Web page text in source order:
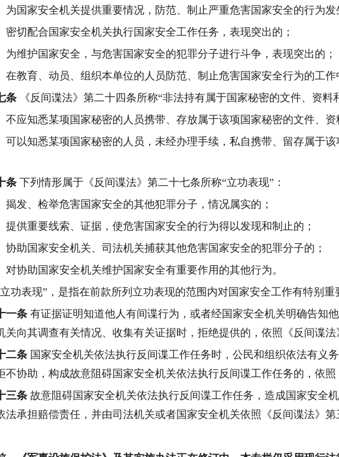
为国家安全机关提供重要情况，防范、制止严重危害国家安全的行为发
密切配合国家安全机关执行国家安全工作任务，表现突出的；
为维护国家安全，与危害国家安全的犯罪分子进行斗争，表现突出的；
在教育、动员、组织本单位的人员防范、制止危害国家安全行为的工作
条 《反间谍法》第二十四条所称“非法持有属于国家秘密的文件、资料
不应知悉某项国家秘密的人员携带、存放属于该项国家秘密的文件、资
可以知悉某项国家秘密的人员，未经办理手续，私自携带、留存属于
条 下列情形属于《反间谍法》第二十七条所称“立功表现”：
揭发、检举危害国家安全的其他犯罪分子，情况属实的；
提供重要线索、证据，使危害国家安全的行为得以发现和制止的；
协助国家安全机关、司法机关捕获其他危害国家安全的犯罪分子的；
对协助国家安全机关维护国家安全有重要作用的其他行为。
功表现”，是指在前款所列立功表现的范围内对国家安全工作有特别重
一条 有证据证明知道他人有间谍行为，或者经国家安全机关明确告知
关向其调查有关情况、收集有关证据时，拒绝提供的，依照《反间谍法
二条 国家安全机关依法执行反间谍工作任务时，公民和组织依法有义
不协助，构成故意阻碍国家安全机关依法执行反间谍工作任务的，依照
三条 故意阻碍国家安全机关依法执行反间谍工作任务，造成国家安全
法承担赔偿责任，并由司法机关或者国家安全机关依照《反间谍法》第